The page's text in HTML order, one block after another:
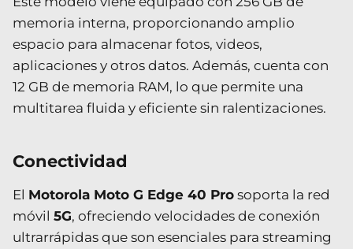
memoria interna, proporcionando amplio
espacio para almacenar fotos, videos,
aplicaciones y otros datos. Además, cuenta con
12 GB de memoria RAM, lo que permite una
multitarea fluida y eficiente sin ralentizaciones.
Conectividad
El Motorola Moto G Edge 40 Pro soporta la red
móvil 5G, ofreciendo velocidades de conexión
ultrarrápidas que son esenciales para streaming